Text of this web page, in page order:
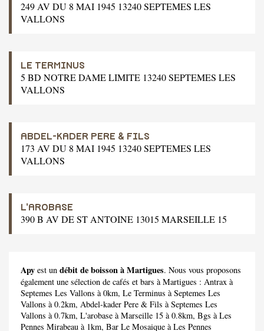
249 AV DU 8 MAI 1945 13240 SEPTEMES LES
VALLONS
LE TERMINUS
5 BD NOTRE DAME LIMITE 13240 SEPTEMES LES
VALLONS
ABDEL-KADER PERE & FILS
173 AV DU 8 MAI 1945 13240 SEPTEMES LES
VALLONS
L'AROBASE
390 B AV DE ST ANTOINE 13015 MARSEILLE 15
Apy est un débit de boisson à Martigues. Nous vous proposons
également une sélection de cafés et bars à Martigues : Antrax à
Septemes Les Vallons à 0km, Le Terminus à Septemes Les
Vallons à 0.2km, Abdel-kader Pere & Fils à Septemes Les
Vallons à 0.7km, L'arobase à Marseille 15 à 0.8km, Bgs à Les
Pennes Mirabeau à 1km, Bar Le Mosaique à Les Pennes